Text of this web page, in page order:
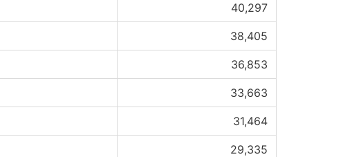
40,297
38,405
36,853
33,663
31,464
29,335